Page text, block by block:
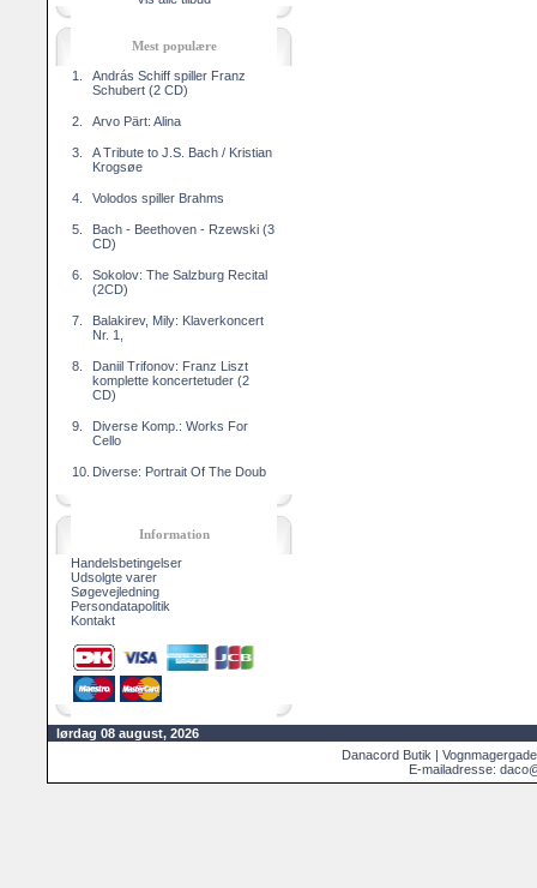
Mest populære
1.
András Schiff spiller Franz
Schubert (2 CD)
2. Arvo Pärt: Alina
3.
A Tribute to J.S. Bach / Kristian
Krogsøe
4. Volodos spiller Brahms
5.
Bach - Beethoven - Rzewski (3
CD)
6.
Sokolov: The Salzburg Recital
(2CD)
7.
Balakirev, Mily: Klaverkoncert
Nr. 1,
8.
Daniil Trifonov: Franz Liszt
komplette koncertetuder (2
CD)
9.
Diverse Komp.: Works For
Cello
10. Diverse: Portrait Of The Doub
Information
Handelsbetingelser
Udsolgte varer
Søgevejledning
Persondatapolitik
Kontakt
lørdag 08 august, 2026
Danacord Butik |
E-mailadresse: